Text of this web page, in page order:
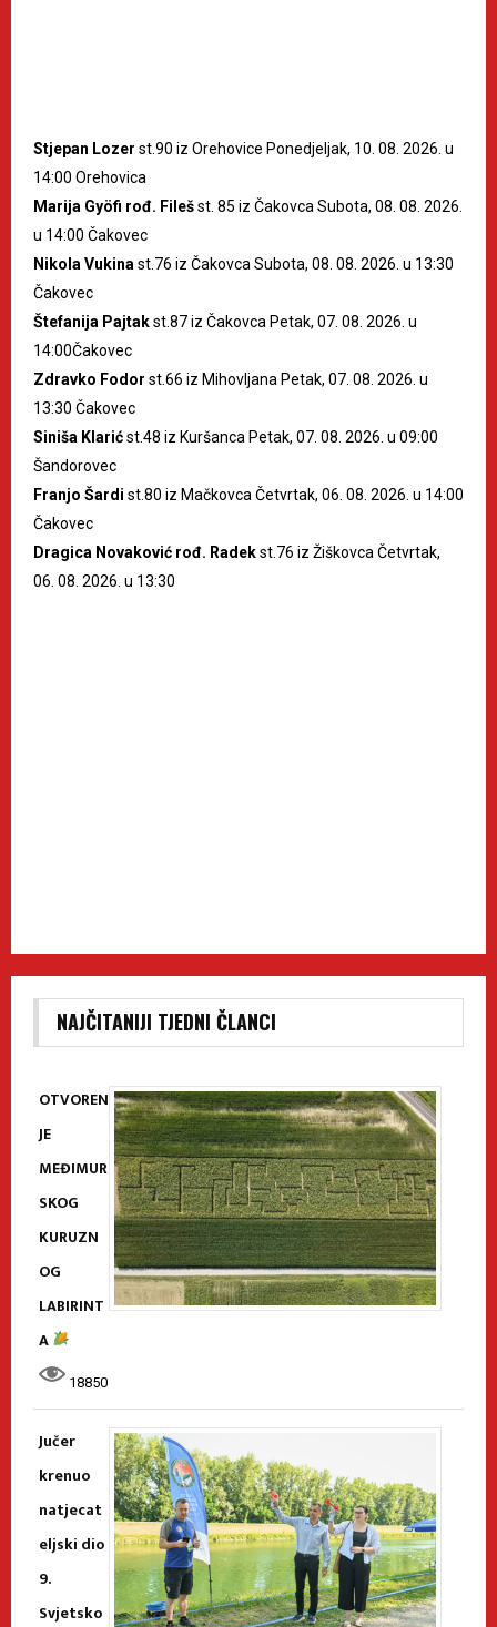
Stjepan Lozer st.90 iz Orehovice Ponedjeljak, 10. 08. 2026. u
14:00 Orehovica
Marija Gyöfi rođ. Filešst. 85 iz Čakovca Subota, 08. 08. 2026.
u 14:00 Čakovec
Nikola Vukina st.76 iz Čakovca Subota, 08. 08. 2026. u 13:30
Čakovec
Štefanija Pajtakst.87 iz Čakovca Petak, 07. 08. 2026. u
14:00Čakovec
Zdravko Fodor st.66 iz Mihovljana Petak, 07. 08. 2026. u
13:30 Čakovec
Siniša Klarićst.48 iz Kuršanca Petak, 07. 08. 2026. u 09:00
Šandorovec
Franjo Šardi st.80 iz Mačkovca Četvrtak, 06. 08. 2026. u 14:00
Čakovec
Dragica Novaković rođ. Radekst.76 iz Žiškovca Četvrtak,
06. 08. 2026. u 13:30
NAJČITANIJI TJEDNI ČLANCI
OTVOREN
JE
MEĐIMUR
SKOG
KURUZN
OG
LABIRINT
A
18850
Jučer
krenuo
natjecat
eljski dio
9.
Svjetsko